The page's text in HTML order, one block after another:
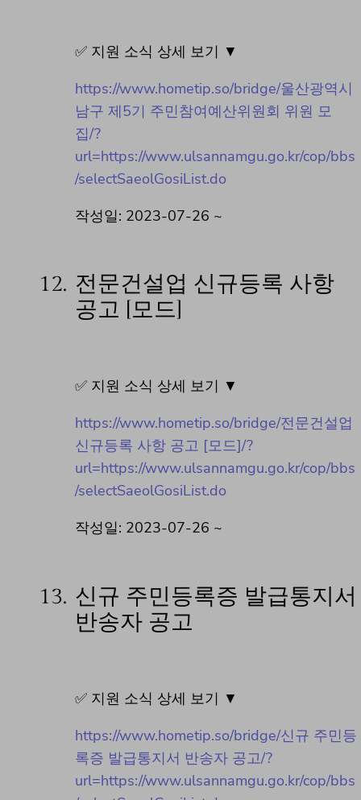
✅ 지원 소식 상세 보기 ▼
https://www.hometip.so/bridge/울산광역시
남구 제5기 주민참여예산위원회 위원 모
집/?
url=https://www.ulsannamgu.go.kr/cop/bbs
/selectSaeolGosiList.do
작성일: 2023-07-26 ~
12. 전문건설업 신규등록 사항
공고 [모드]
✅ 지원 소식 상세 보기 ▼
https://www.hometip.so/bridge/전문건설업
신규등록 사항 공고 [모드]/?
url=https://www.ulsannamgu.go.kr/cop/bbs
/selectSaeolGosiList.do
작성일: 2023-07-26 ~
13. 신규 주민등록증 발급통지서
반송자 공고
✅ 지원 소식 상세 보기 ▼
https://www.hometip.so/bridge/신규 주민등
록증 발급통지서 반송자 공고/?
url=https://www.ulsannamgu.go.kr/cop/bbs